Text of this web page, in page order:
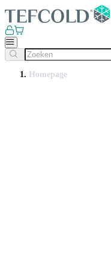
Homepage